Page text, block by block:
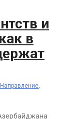
и
в
Направление,